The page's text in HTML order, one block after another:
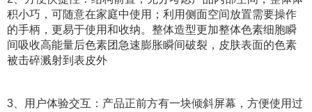
积小巧，可随意在家庭中使用；利用侧面空间放置需要操作
的手柄，更易于使用和收纳。整体造型更加整体色素细胞瞬
间吸收高能量后色素团急速膨胀瞬间破裂，皮肤表面的色素
被击碎溅射到表皮外
3、用户体验交互：产品正前方有一块倾斜屏幕，方便使用过